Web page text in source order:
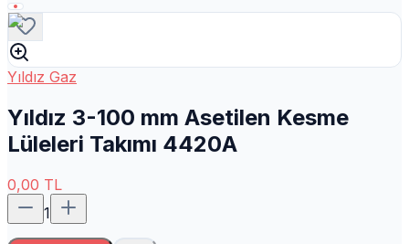
Yıldız Gaz
Yıldız 3-100 mm Asetilen Kesme
Lüleleri Takımı 4420A
0,00 TL
1